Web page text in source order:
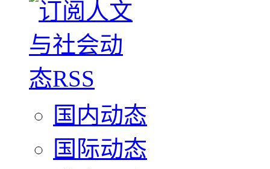
国内动态
国际动态